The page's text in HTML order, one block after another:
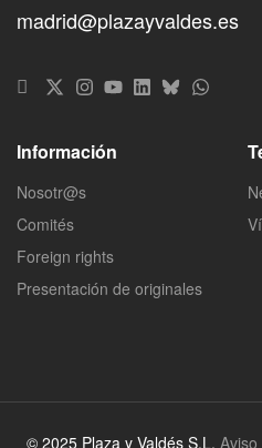
madrid@plazayvaldes.es
Información
Nosotr@s
Comités
Foreign rights
Presentación de originales
© 2025 Plaza y Valdés S.L. Aviso